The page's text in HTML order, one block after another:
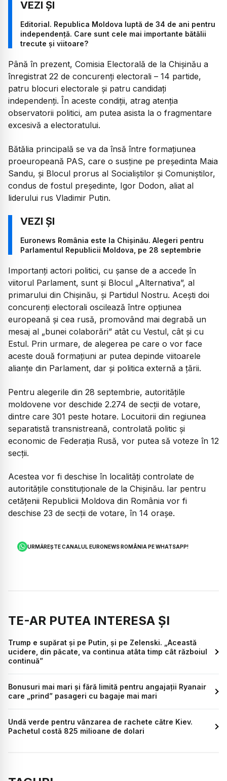
Editorial. Republica Moldova luptă de 34 de ani pentru
independență. Care sunt cele mai importante bătălii
trecute și viitoare?
Până în prezent, Comisia Electorală de la Chișinău a
înregistrat 22 de concurenți electorali – 14 partide,
patru blocuri electorale și patru candidați
independenți. În aceste condiții, atrag atenția
observatorii politici, am putea asista la o fragmentare
excesivă a electoratului.
Bătălia principală se va da însă între formațiunea
proeuropeană PAS, care o susține pe președinta Maia
Sandu, și Blocul prorus al Socialiștilor și Comuniștilor,
condus de fostul președinte, Igor Dodon, aliat al
liderului rus Vladimir Putin.
Euronews România este la Chișinău. Alegeri pentru
Parlamentul Republicii Moldova, pe 28 septembrie
Importanți actori politici, cu șanse de a accede în
viitorul Parlament, sunt și Blocul „Alternativa”, al
primarului din Chișinău, și Partidul Nostru. Acești doi
concurenți electorali oscilează între opțiunea
europeană și cea rusă, promovând mai degrabă un
mesaj al „bunei colaborări” atât cu Vestul, cât și cu
Estul. Prin urmare, de alegerea pe care o vor face
aceste două formațiuni ar putea depinde viitoarele
alianțe din Parlament, dar și politica externă a țării.
Pentru alegerile din 28 septembrie, autoritățile
moldovene vor deschide 2.274 de secții de votare,
dintre care 301 peste hotare. Locuitorii din regiunea
separatistă transnistreană, controlată politic și
economic de Federația Rusă, vor putea să voteze în 12
secții.
Acestea vor fi deschise în localități controlate de
autoritățile constituționale de la Chișinău. Iar pentru
cetățenii Republicii Moldova din România vor fi
deschise 23 de secții de votare, în 14 orașe.
URMĂREȘTE CANALUL EURONEWS ROMÂNIA PE WHATSAPP!
TE-AR PUTEA INTERESA ȘI
Trump e supărat și pe Putin, și pe Zelenski. „Această
ucidere, din păcate, va continua atâta timp cât războiul
continuă”
Bonusuri mai mari și fără limită pentru angajații Ryanair
care „prind” pasageri cu bagaje mai mari
Undă verde pentru vânzarea de rachete către Kiev.
Pachetul costă 825 milioane de dolari